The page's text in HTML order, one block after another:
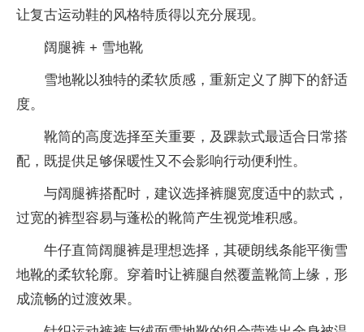
让复古运动鞋的风格特质得以充分展现。
阔腿裤 + 雪地靴
雪地靴以独特的柔软质感，重新定义了脚下的舒适
度。
靴筒的高度选择至关重要，及踝款式最适合日常搭
配，既提供足够保暖性又不会影响行动便利性。
与阔腿裤搭配时，建议选择裤腿宽度适中的款式，
过宽的裤型容易与蓬松的靴筒产生视觉堆积感。
牛仔直筒阔腿裤是理想选择，其硬朗线条能平衡雪
地靴的柔软轮廓。穿着时让裤腿自然覆盖靴筒上缘，形
成流畅的过渡效果。